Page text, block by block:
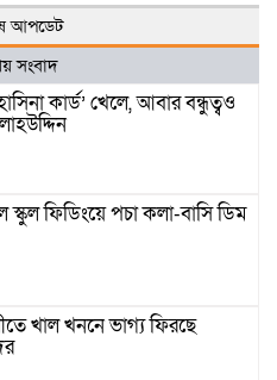
আপডেট
সংবাদ
কার্ড’ খেলে, আবার বন্ধুত্বও
স্কুল ফিডিংয়ে পচা কলা-বাসি ডিম
খাল খননে ভাগ্য ফিরছে